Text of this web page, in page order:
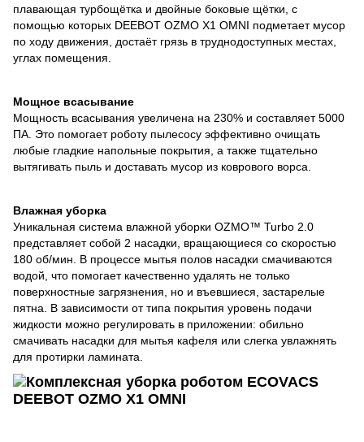
плавающая турбощётка и двойные боковые щётки, с
помощью которых DEEBOT OZMO X1 OMNI подметает мусор
по ходу движения, достаёт грязь в труднодоступных местах,
углах помещения.
Мощное всасывание
Мощность всасывания увеличена на 230% и составляет 5000
ПА. Это помогает роботу пылесосу эффективно очищать
любые гладкие напольные покрытия, а также тщательно
вытягивать пыль и доставать мусор из коврового ворса.
Влажная уборка
Уникальная система влажной уборки OZMO™ Turbo 2.0
представляет собой 2 насадки, вращающиеся со скоростью
180 об/мин. В процессе мытья полов насадки смачиваются
водой, что помогает качественно удалять не только
поверхностные загрязнения, но и въевшиеся, застарелые
пятна. В зависимости от типа покрытия уровень подачи
жидкости можно регулировать в приложении: обильно
смачивать насадки для мытья кафеля или слегка увлажнять
для протирки ламината.